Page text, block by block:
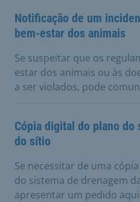
Notificação de um
bem-estar dos animais
Se suspeitar que os
estar dos animais ou às
a ser violados, pode
Cópia digital do plano do
do sítio
Se necessitar de uma
do sistema de drenagem
apresentar um pedido